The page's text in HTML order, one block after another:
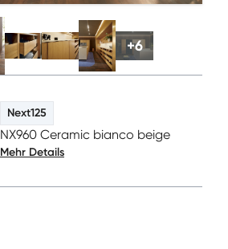
+6
Next125
NX960 Ceramic bianco beige
Mehr Details